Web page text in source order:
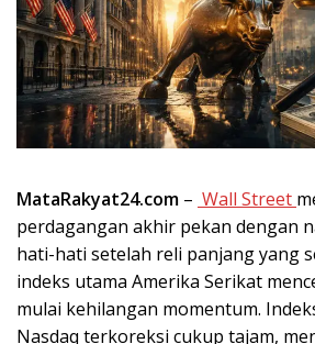
MataRakyat24.com – Wall Street
perdagangan akhir pekan dengan
hati-hati setelah reli panjang yang
indeks utama Amerika Serikat
mulai kehilangan momentum.
Nasdaq terkoreksi cukup tajam,